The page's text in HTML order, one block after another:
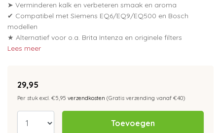
➤ Verminderen kalk en verbeteren smaak en aroma
✔ Compatibel met Siemens EQ6/EQ9/EQ500 en Bosch
modellen
★ Alternatief voor o.a. Brita Intenza en originele filters
Lees meer
29,95
Per stuk excl. €5,95 verzendkosten (Gratis verzending vanaf €40)
Toevoegen